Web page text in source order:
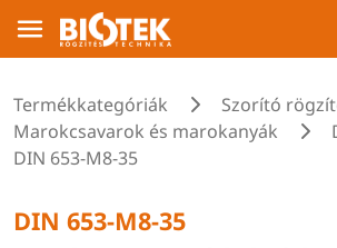
Termékkategóriák
Szorító
Marokcsavarok és marokanyák
DIN 653-M8-35
DIN 653-M8-35